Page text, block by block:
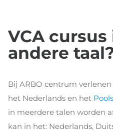
VCA cursus
andere
Bij ARBO centrum
het Nederlands en het Pools
in meerdere talen worden
kan in het: Nederlands,